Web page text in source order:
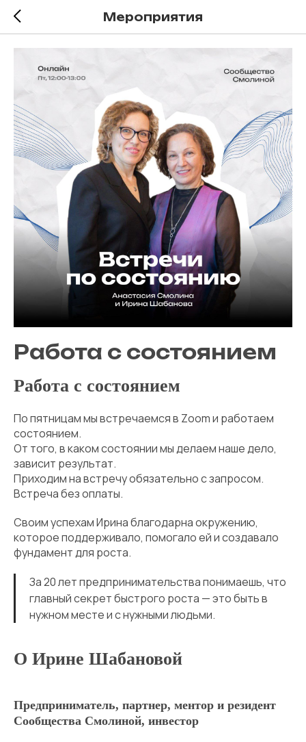
Мероприятия
Работа с состоянием
Работа с состоянием
По пятницам мы встречаемся в Zoom и работаем
состоянием.
От того, в каком состоянии мы делаем наше дело,
зависит результат.
Приходим на встречу обязательно с запросом.
Встреча без оплаты.
Своим успехам Ирина благодарна окружению,
которое поддерживало, помогало ей и создавало
фундамент для роста.
За 20 лет предпринимательства понимаешь, что
главный секрет быстрого роста — это быть в
нужном месте и с нужными людьми.
О Ирине Шабановой
Предприниматель, партнер, ментор и резидент
Сообщества Смолиной, инвестор